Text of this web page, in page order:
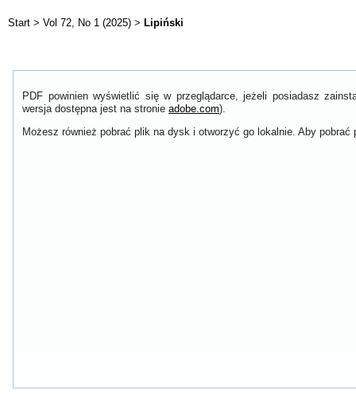
Start > Vol 72, No 1 (2025) > Lipiński
PDF powinien wyświetlić się w przeglądarce, jeżeli posiadasz
wersja dostępna jest na stronie adobe.com).
Możesz również pobrać plik na dysk i otworzyć go lokalnie. Aby